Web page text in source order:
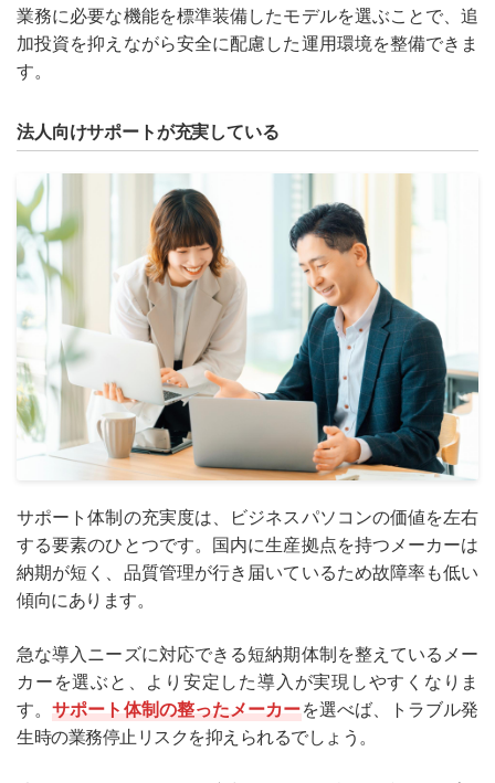
業務に必要な機能を標準装備したモデルを選ぶことで、追
加投資を抑えながら安全に配慮した運用環境を整備できま
す。
法人向けサポートが充実している
サポート体制の充実度は、ビジネスパソコンの価値を左右
する要素のひとつです。国内に生産拠点を持つメーカーは
納期が短く、品質管理が行き届いているため故障率も低い
傾向にあります。
急な導入ニーズに対応できる短納期体制を整えているメー
カーを選ぶと、より安定した導入が実現しやすくなりま
す。サポート体制の整ったメーカーを選べば、トラブル発
生時の業務停止リスクを抑えられるでしょう。